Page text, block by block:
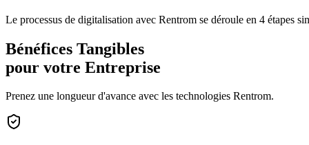
Le processus de digitalisation avec Rentrom se déroule en 4 étapes
Bénéfices Tangibles
pour votre Entreprise
Prenez une longueur d'avance avec les technologies Rentrom.